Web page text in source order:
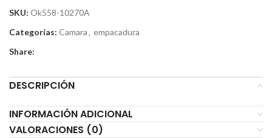
SKU: Ok558-10270A
Categorías: Camara, empacadura
Share:
DESCRIPCIÓN
INFORMACIÓN ADICIONAL
VALORACIONES (0)